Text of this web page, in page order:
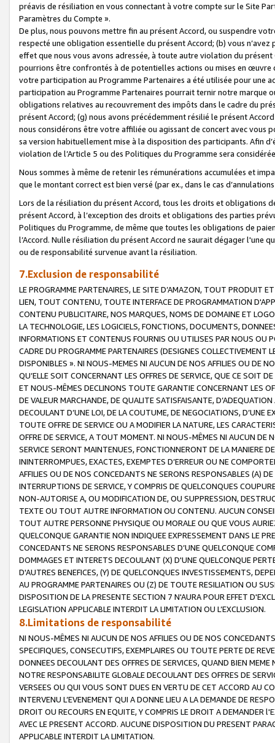
préavis de résiliation en vous connectant à votre compte sur le Site
Paramètres du Compte ».
De plus, nous pouvons mettre fin au présent Accord, ou suspendre
respecté une obligation essentielle du présent Accord; (b) vous
effet que nous vous avons adressée, à toute autre violation du
pourrions être confrontés à de potentielles actions ou mises en
votre participation au Programme Partenaires a été utilisée pour une
participation au Programme Partenaires pourrait ternir notre marque
obligations relatives au recouvrement des impôts dans le cadre du
présent Accord; (g) nous avons précédemment résilié le présent
nous considérons être votre affiliée ou agissant de concert avec vous
sa version habituellement mise à la disposition des participants. Afin
violation de l’Article 5 ou des Politiques du Programme sera
Nous sommes à même de retenir les rémunérations accumulées et
que le montant correct est bien versé (par ex., dans le cas
Lors de la résiliation du présent Accord, tous les droits et obligations
présent Accord, à l’exception des droits et obligations des parties
Politiques du Programme, de même que toutes les obligations de
l’Accord. Nulle résiliation du présent Accord ne saurait dégager l'une
ou de responsabilité survenue avant la résiliation.
7.Exclusion de responsabilité
LE PROGRAMME PARTENAIRES, LE SITE D’AMAZON, TOUT PRODUIT
LIEN, TOUT CONTENU, TOUTE INTERFACE DE PROGRAMMATION
CONTENU PUBLICITAIRE, NOS MARQUES, NOMS DE DOMAINE ET
LA TECHNOLOGIE, LES LOGICIELS, FONCTIONS, DOCUMENTS,
INFORMATIONS ET CONTENUS FOURNIS OU UTILISES PAR NOUS OU
CADRE DU PROGRAMME PARTENAIRES (DESIGNES COLLECTIVEMENT
DISPONIBLES ». NI NOUS-MEMES NI AUCUN DE NOS AFFILIES OU DE
QU’ELLE SOIT CONCERNANT LES OFFRES DE SERVICE, QUE CE SOIT
ET NOUS-MÊMES DECLINONS TOUTE GARANTIE CONCERNANT LES
DE VALEUR MARCHANDE, DE QUALITE SATISFAISANTE,
DECOULANT D’UNE LOI, DE LA COUTUME, DE NEGOCIATIONS, D’UNE
TOUTE OFFRE DE SERVICE OU A MODIFIER LA NATURE, LES
OFFRE DE SERVICE, A TOUT MOMENT. NI NOUS-MÊMES NI AUCUN DE
SERVICE SERONT MAINTENUES, FONCTIONNERONT DE LA MANIERE
ININTERROMPUES, EXACTES, EXEMPTES D’ERREUR OU NE
AFFILIES OU DE NOS CONCEDANTS NE SERONS RESPONSABLES (A)
INTERRUPTIONS DE SERVICE, Y COMPRIS DE QUELCONQUES
NON-AUTORISE A, OU MODIFICATION DE, OU SUPPRESSION,
TEXTE OU TOUT AUTRE INFORMATION OU CONTENU. AUCUN
TOUT AUTRE PERSONNE PHYSIQUE OU MORALE OU QUE VOUS
QUELCONQUE GARANTIE NON INDIQUEE EXPRESSEMENT DANS LE
CONCEDANTS NE SERONS RESPONSABLES D’UNE QUELCONQUE
DOMMAGES ET INTERETS DECOULANT (X) D'UNE QUELCONQUE
D'AUTRES BENEFICES, (Y) DE QUELCONQUES INVESTISSEMENTS,
AU PROGRAMME PARTENAIRES OU (Z) DE TOUTE RESILIATION OU
DISPOSITION DE LA PRESENTE SECTION 7 N'AURA POUR EFFET
LEGISLATION APPLICABLE INTERDIT LA LIMITATION OU L’EXCLUSION.
8.Limitations de responsabilité
NI NOUS-MÊMES NI AUCUN DE NOS AFFILIES OU DE NOS
SPECIFIQUES, CONSECUTIFS, EXEMPLAIRES OU TOUTE PERTE DE
DONNEES DECOULANT DES OFFRES DE SERVICES, QUAND BIEN
NOTRE RESPONSABILITE GLOBALE DECOULANT DES OFFRES DE
VERSEES OU QUI VOUS SONT DUES EN VERTU DE CET ACCORD AU
INTERVENU L’EVENEMENT QUI A DONNE LIEU A LA DEMANDE DE
DROIT OU RECOURS EN EQUITE, Y COMPRIS LE DROIT A DEMANDER
AVEC LE PRESENT ACCORD. AUCUNE DISPOSITION DU PRESENT
APPLICABLE INTERDIT LA LIMITATION.